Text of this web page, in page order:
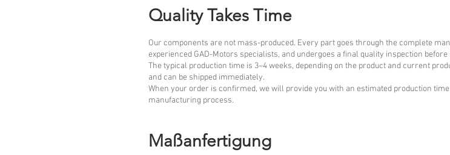
Quality Takes Time
Our components are not mass-produced. Every part goes through the complete
experienced GAD-Motors specialists, and undergoes a final quality inspection before
The typical production time is 3–4 weeks, depending on the product and current
and can be shipped immediately.
When your order is confirmed, we will provide you with an estimated production
manufacturing process.
Maßanfertigung